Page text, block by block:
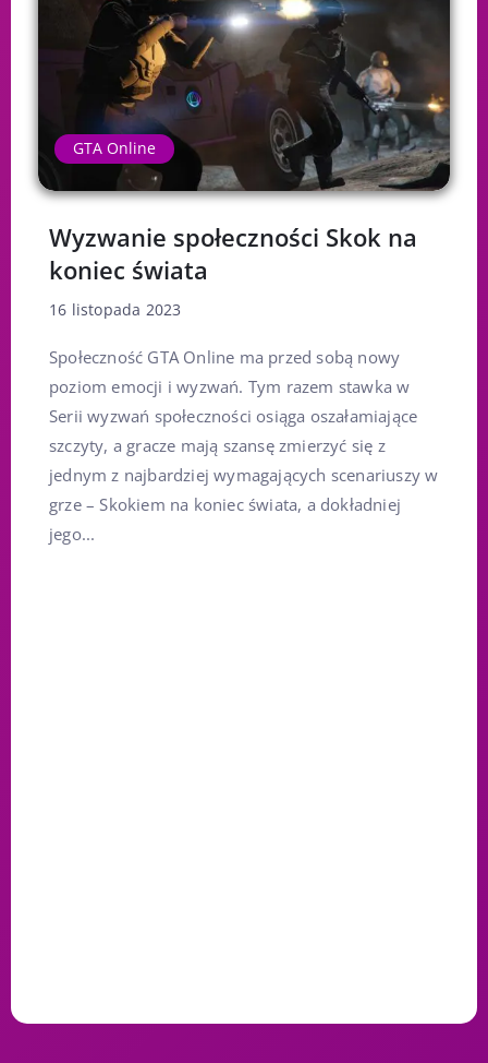
GTA Online
Wyzwanie społeczności Skok na
koniec świata
16 listopada 2023
Społeczność GTA Online ma przed sobą nowy
poziom emocji i wyzwań. Tym razem stawka w
Serii wyzwań społeczności osiąga oszałamiające
szczyty, a gracze mają szansę zmierzyć się z
jednym z najbardziej wymagających scenariuszy w
grze – Skokiem na koniec świata, a dokładniej
jego...